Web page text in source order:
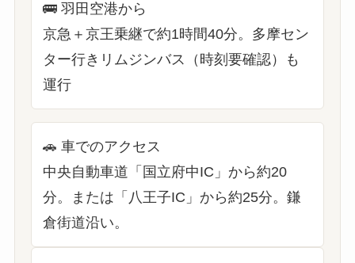
🚌羽田空港から
京急＋京王乗継で約1時間40分。多摩セン
ター行きリムジンバス（時刻要確認）も
運行
🚗 車でのアクセス
中央自動車道「国立府中IC」から約20
分。または「八王子IC」から約25分。鎌
倉街道沿い。